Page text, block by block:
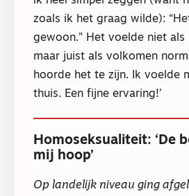
zoals ik het graag wilde):
gewoon.” Het voelde niet als
maar juist als volkomen
hoorde het te zijn. Ik voelde
thuis. Een fijne ervaring!’
Homoseksualiteit: ‘De
mij hoop’
Op landelijk niveau ging